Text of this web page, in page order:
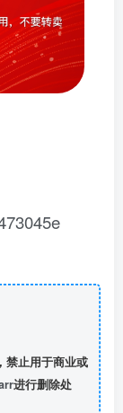
禁止用于商业或
进行删除处